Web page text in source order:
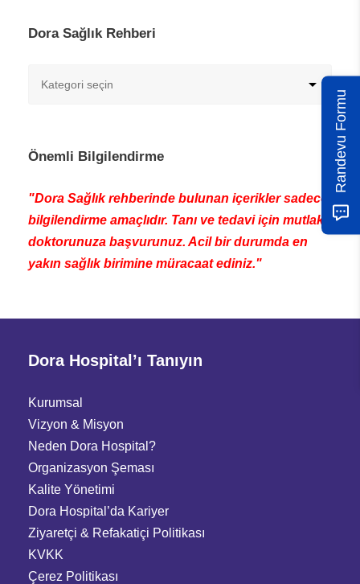
Dora Sağlık Rehberi
Önemli Bilgilendirme
"Dora Sağlık rehberinde bulunan içerikler sadece
bilgilendirme amaçlıdır. Tanı ve tedavi için mutlaka
doktorunuza başvurunuz. Acil bir durumda en
yakın sağlık birimine müracaat ediniz."
Dora Hospital’ı Tanıyın
Kurumsal
Vizyon & Misyon
Neden Dora Hospital?
Organizasyon Şeması
Kalite Yönetimi
Dora Hospital’da Kariyer
Ziyaretçi & Refakatiçi Politikası
KVKK
Çerez Politikası
Randevu Formu